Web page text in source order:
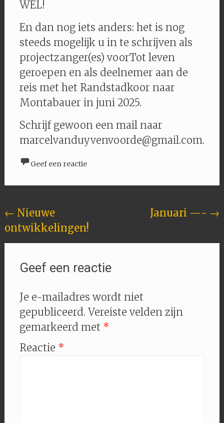
WEL!
En dan nog iets anders: het is nog
steeds mogelijk u in te schrijven als
projectzanger(es) voorTot leven
geroepen en als deelnemer aan de
reis met het Randstadkoor naar
Montabauer in juni 2025.
Schrijf gewoon een mail naar
marcelvanduyvenvoorde@gmail.com.
Geef een reactie
Berichten
navigatie
← Nieuwe
ontwikkelingen!
Januari —- →
Geef een reactie
Je e-mailadres wordt niet
gepubliceerd. Vereiste velden zijn
gemarkeerd met *
Reactie *